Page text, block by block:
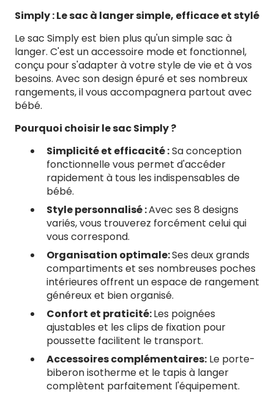
Baby
Property
Baby
Simply : Le sac à langer simple, efficace et stylé
Le sac Simply est bien plus qu'un simple sac à
langer. C'est un accessoire mode et fonctionnel,
conçu pour s'adapter à votre style de vie et à vos
besoins. Avec son design épuré et ses nombreux
rangements, il vous accompagnera partout avec
bébé.
Pourquoi choisir le sac Simply ?
Simplicité et efficacité :Sa conception
fonctionnelle vous permet d'accéder
rapidement à tous les indispensables de
bébé.
Style personnalisé :Avec ses 8 designs
variés, vous trouverez forcément celui qui
vous correspond.
Organisation optimale:Ses deux grands
compartiments et ses nombreuses poches
intérieures offrent un espace de rangement
généreux et bien organisé.
Confort et praticité:Les poignées
ajustables et les clips de fixation pour
poussette facilitent le transport.
Accessoires complémentaires: Le porte-
biberon isotherme et le tapis à langer
complètent parfaitement l'équipement.